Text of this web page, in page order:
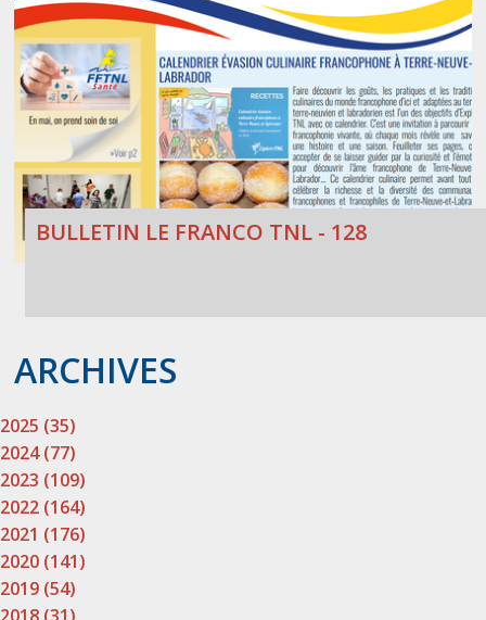
BULLETIN LE FRANCO TNL - 128
ARCHIVES
2025 (35)
2024 (77)
2023 (109)
2022 (164)
2021 (176)
2020 (141)
2019 (54)
2018 (31)